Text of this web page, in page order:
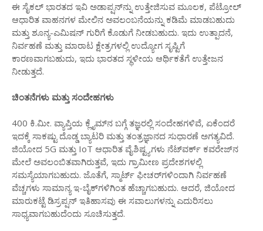
ಈ ಸೈಕಲ್ ಭಾರತದ ಇವಿ ಅಡಾಪ್ಷನ್‌ನ್ನು ಉತ್ತೇಜಿಸುವ ಮೂಲಕ, ಪೆಟ್ರೋಲ್
ಆಧಾರಿತ ವಾಹನಗಳ ಮೇಲಿನ ಅವಲಂಬನೆಯನ್ನು ಕಡಿಮೆ ಮಾಡಬಹುದು
ಮತ್ತು ಶೂನ್ಯ-ಎಮಿಷನ್ ಗುರಿಗೆ ಕೊಡುಗೆ ನೀಡಬಹುದು. ಇದು ಉತ್ಪಾದನೆ,
ನಿರ್ವಹಣೆ ಮತ್ತು ಮಾರಾಟ ಕ್ಷೇತ್ರಗಳಲ್ಲಿ ಉದ್ಯೋಗ ಸೃಷ್ಟಿಗೆ
ಕಾರಣವಾಗಬಹುದು, ಇದು ಭಾರತದ ಸ್ಥಳೀಯ ಆರ್ಥಿಕತೆಗೆ ಉತ್ತೇಜನ
ನೀಡುತ್ತದೆ.
ಚಿಂತನೆಗಳು ಮತ್ತು ಸಂದೇಹಗಳು
400 ಕಿ.ಮೀ. ವ್ಯಾಪ್ತಿಯ ಕ್ಲೈಮ್‌ನ ಬಗ್ಗೆ ತಜ್ಞರಲ್ಲಿ ಸಂದೇಹಗಳಿವೆ, ಏಕೆಂದರೆ
ಇದಕ್ಕೆ ಸಾಕಷ್ಟು ದೊಡ್ಡ ಬ್ಯಾಟರಿ ಮತ್ತು ತಂತ್ರಜ್ಞಾನದ ಸುಧಾರಣೆ ಅಗತ್ಯವಿದೆ.
ಜಿಯೋದ 5G ಮತ್ತು IoT ಆಧಾರಿತ ವೈಶಿಷ್ಟ್ಯಗಳು ನೆಟ್‌ವರ್ಕ್ ಕವರೇಜ್‌ನ
ಮೇಲೆ ಅವಲಂಬಿತವಾಗಿರುತ್ತವೆ, ಇದು ಗ್ರಾಮೀಣ ಪ್ರದೇಶಗಳಲ್ಲಿ
ಸಮಸ್ಯೆಯಾಗಬಹುದು. ಜೊತೆಗೆ, ಸ್ಮಾರ್ಟ್ ಫೀಚರ್‌ಗಳಿಂದಾಗಿ ನಿರ್ವಹಣೆ
ವೆಚ್ಚಗಳು ಸಾಮಾನ್ಯ ಇ-ಬೈಕ್‌ಗಳಿಗಿಂತ ಹೆಚ್ಚಾಗಬಹುದು. ಆದರೆ, ಜಿಯೋದ
ಮಾರುಕಟ್ಟೆ ಡಿಸ್ರಪ್ಷನ್ ಇತಿಹಾಸವು ಈ ಸವಾಲುಗಳನ್ನು ಎದುರಿಸಲು
ಸಾಧ್ಯವಾಗಬಹುದೆಂದು ಸೂಚಿಸುತ್ತದೆ.